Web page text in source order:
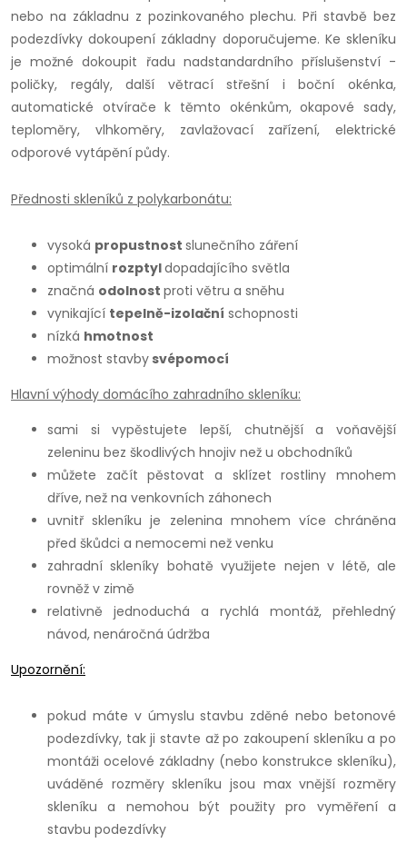
nebo na základnu z pozinkovaného plechu. Při stavbě bez
podezdívky dokoupení základny doporučujeme. Ke skleníku
je možné dokoupit řadu nadstandardního příslušenství -
poličky, regály, další větrací střešní i boční okénka,
automatické otvírače k těmto okénkům, okapové sady,
teploměry, vlhkoměry, zavlažovací zařízení, elektrické
odporové vytápění půdy.
Přednosti skleníků z polykarbonátu:
vysoká propustnost slunečního záření
optimální rozptyldopadajícího světla
značná odolnost proti větru a sněhu
vynikající tepelně-izolační schopnosti
nízká hmotnost
možnost stavby svépomocí
Hlavní výhody domácího zahradního skleníku:
sami si vypěstujete lepší, chutnější a voňavější
zeleninu bez škodlivých hnojiv než u obchodníků
můžete začít pěstovat a sklízet rostliny mnohem
dříve, než na venkovních záhonech
uvnitř skleníku je zelenina mnohem více chráněna
před škůdci a nemocemi než venku
zahradní skleníky bohatě využijete nejen v létě, ale
rovněž v zimě
relativně jednoduchá a rychlá montáž, přehledný
návod, nenáročná údržba
Upozornění:
pokud máte v úmyslu stavbu zděné nebo betonové
podezdívky, tak ji stavte až po zakoupení skleníku a po
montáži ocelové základny (nebo konstrukce skleníku),
uváděné rozměry skleníku jsou max vnější rozměry
skleníku a nemohou být použity pro vyměření a
stavbu podezdívky